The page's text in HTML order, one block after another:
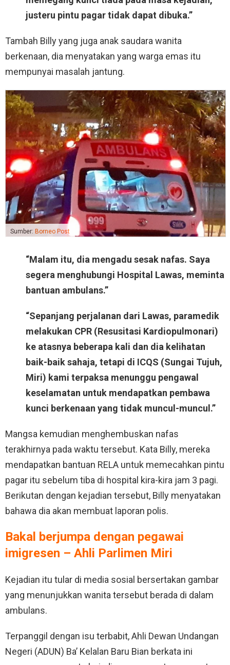
justeru pintu pagar tidak dapat dibuka.”
Tambah Billy yang juga anak saudara wanita
berkenaan, dia menyatakan yang warga emas itu
mempunyai masalah jantung.
Sumber: Borneo Post
“Malam itu, dia mengadu sesak nafas. Saya
segera menghubungi Hospital Lawas, meminta
bantuan ambulans.”
“Sepanjang perjalanan dari Lawas, paramedik
melakukan CPR (Resusitasi Kardiopulmonari)
ke atasnya beberapa kali dan dia kelihatan
baik-baik sahaja, tetapi di ICQS (Sungai Tujuh,
Miri) kami terpaksa menunggu pengawal
keselamatan untuk mendapatkan pembawa
kunci berkenaan yang tidak muncul-muncul.”
Mangsa kemudian menghembuskan nafas
terakhirnya pada waktu tersebut. Kata Billy, mereka
mendapatkan bantuan RELA untuk memecahkan pintu
pagar itu sebelum tiba di hospital kira-kira jam 3 pagi.
Berikutan dengan kejadian tersebut, Billy menyatakan
bahawa dia akan membuat laporan polis.
Bakal berjumpa dengan pegawai
imigresen – Ahli Parlimen Miri
Kejadian itu tular di media sosial bersertakan gambar
yang menunjukkan wanita tersebut berada di dalam
ambulans.
Terpanggil dengan isu terbabit, Ahli Dewan Undangan
Negeri (ADUN) Ba’ Kelalan Baru Bian berkata ini